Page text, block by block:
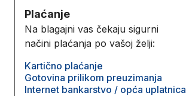
Plaćanje
Na blagajni vas čekaju sigurni
načini plaćanja po vašoj želji:
Kartično plaćanje
Gotovina prilikom preuzimanja
Internet bankarstvo / opća uplatnica